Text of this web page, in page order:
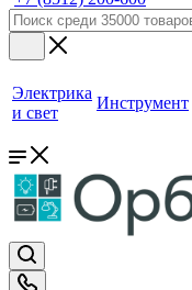
Электрика
и свет
Инструмент